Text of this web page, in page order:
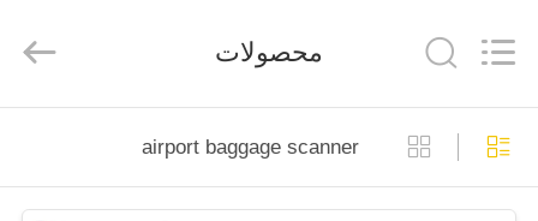
صفحه
اصلی
ELECTRONIC
EQUIPMENT
CO.,
Rights
محصولات
airport baggage scanner